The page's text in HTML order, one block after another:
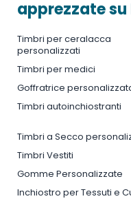
apprezzate
Timbri per ceralacca
personalizzati
Timbri per medici
Goffratrice
Timbri autoinchiostranti
Timbri a Secco
Timbri Vestiti
Gomme Personalizzate
Inchiostro per Tessuti e